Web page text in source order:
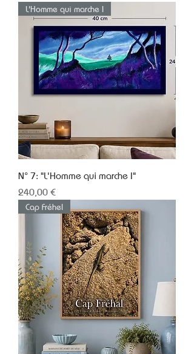
L'Homme qui marche I
N° 7: "L'Homme qui marche I"
Prix
240,00 €
Cap Fréhel